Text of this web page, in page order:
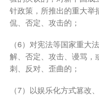
针政策，所推出的重大举
侃、否定、攻击的；
（6）对宪法等国家重大
解、否定、攻击、谩骂，
刺、反对、歪曲的；
（7）以娱乐化方式篡改